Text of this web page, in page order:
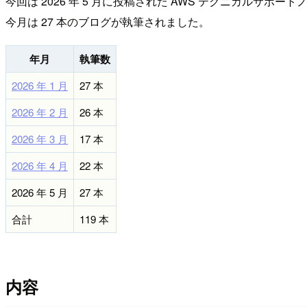
今月は 27 本のブログが執筆されました。
年月 執筆数
2026 年 1 月
27 本
2026 年 2 月
26 本
2026 年 3 月
17 本
2026 年 4 月
22 本
2026 年 5 月
27 本
合計
119 本
内容